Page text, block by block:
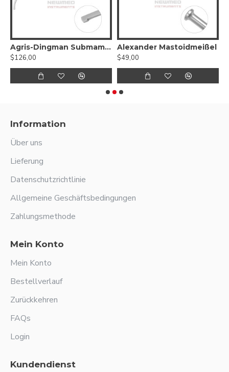
Agris-Dingman Submammärer Brustdissektor, 2er-Set – rechts und links
$126,00
Alexander Mastoidmeißel
$49,00
Information
Über uns
Lieferung
Datenschutzrichtlinie
Allgemeine Geschäftsbedingungen
Zahlungsmethode
Mein Konto
Mein Konto
Bestellverlauf
Zurückkehren
FAQs
Login
Kundendienst